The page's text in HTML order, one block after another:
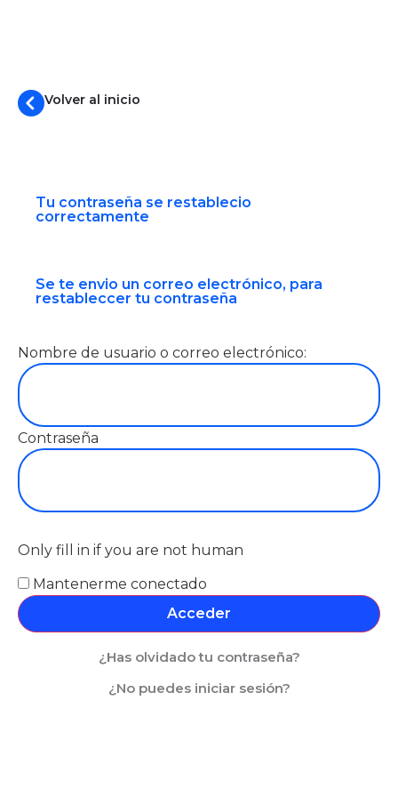
Volver al inicio
Tu contraseña se restablecio
correctamente
Se te envio un correo electrónico, para
restableccer tu contraseña
Nombre de usuario o correo electrónico:
Contraseña
Only fill in if you are not human
Mantenerme conectado
¿Has olvidado tu contraseña?
¿No puedes iniciar sesión?